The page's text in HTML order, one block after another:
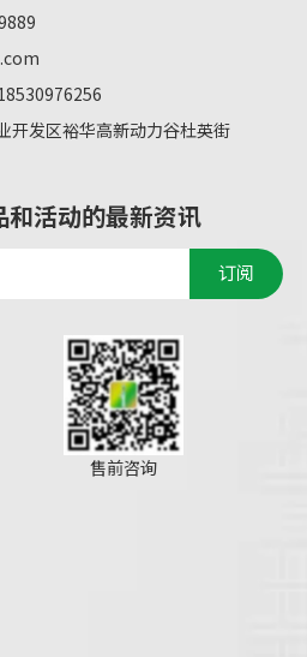
开发区裕华高新动力谷杜英街
活动的最新资讯
订阅
售前咨询